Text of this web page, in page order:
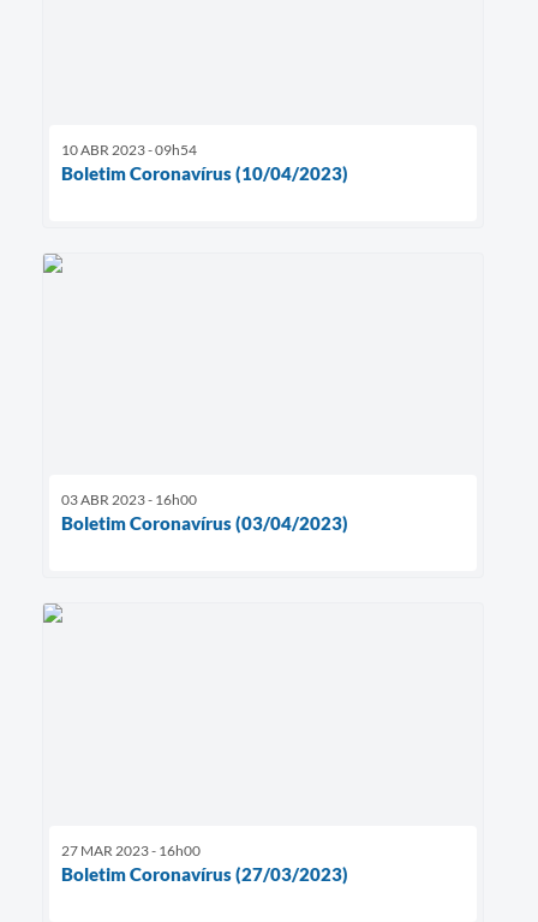
10 ABR 2023 - 09h54
Boletim Coronavírus (10/04/2023)
03 ABR 2023 - 16h00
Boletim Coronavírus (03/04/2023)
27 MAR 2023 - 16h00
Boletim Coronavírus (27/03/2023)